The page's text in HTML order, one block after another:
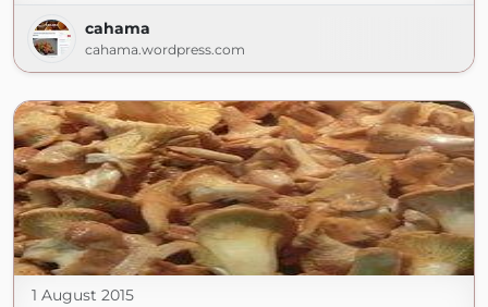
cahama
cahama.wordpress.com
1 August 2015